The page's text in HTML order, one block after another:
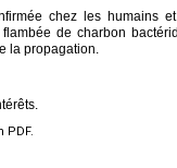
chez les humains
de charbon
la propagation.
PDF.